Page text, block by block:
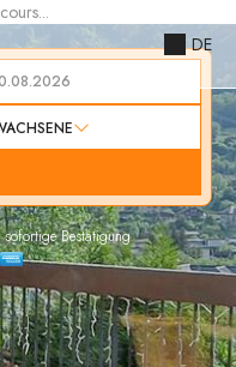
DE
sofortige Bestätigung